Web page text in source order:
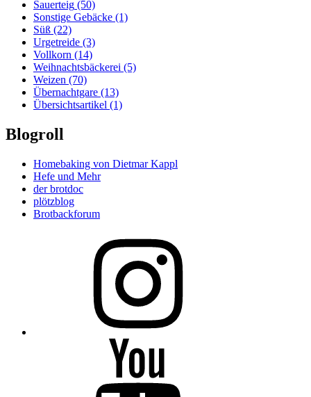
Sauerteig (50)
Sonstige Gebäcke (1)
Süß (22)
Urgetreide (3)
Vollkorn (14)
Weihnachtsbäckerei (5)
Weizen (70)
Übernachtgare (13)
Übersichtsartikel (1)
Blogroll
Homebaking von Dietmar Kappl
Hefe und Mehr
der brotdoc
plötzblog
Brotbackforum